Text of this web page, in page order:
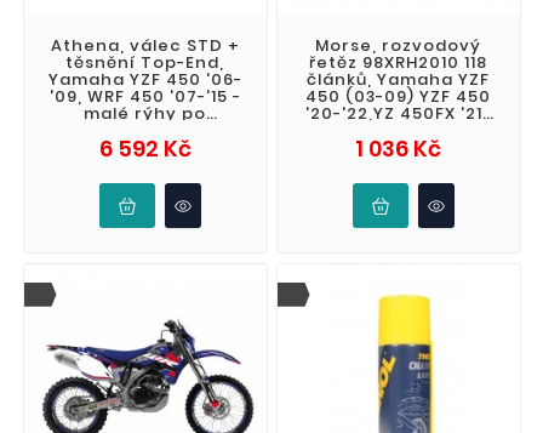
Athena, válec STD +
těsnění Top-End,
Yamaha YZF 450 '06-
'09, WRF 450 '07-'15 -
malé rýhy po
6 592 KčCena
Morse, rozvodový
řetěz 98XRH2010 118
článků, Yamaha YZF
450 (03-09) YZF 450
'20-'22,YZ 450FX '21-
15)WRF
1 036 KčCena